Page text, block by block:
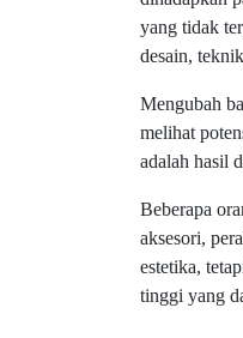
yang tidak
desain,
Mengubah
melihat
adalah hasil
Beberapa
aksesori,
estetika,
tinggi yang